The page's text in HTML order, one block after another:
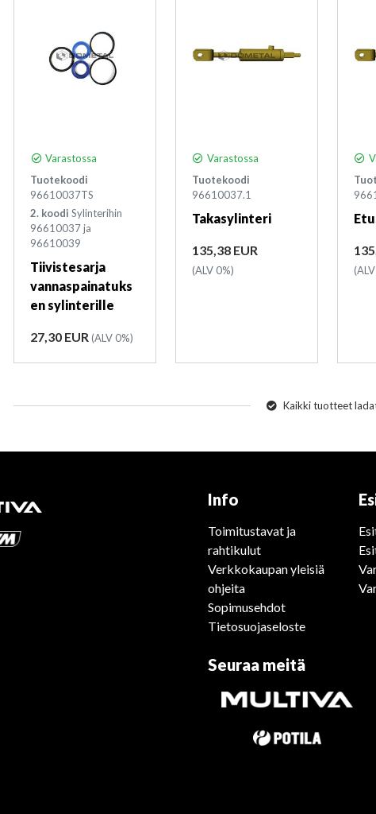
Varastossa
Tuotekoodi
96610037TS
2. koodi Sylinterihin
96610037 ja
96610039
Tiivistesarja
vannaspainatuks
en sylinterille
Hinta
27,30 EUR(ALV 0%)
Varastossa
Tuotekoodi
96610037.1
Takasylinteri
Hinta
135,38 EUR
(ALV 0%)
Kaikki tuotteet
Info
Toimitustavat ja
rahtikulut
Verkkokaupan yleisiä
ohjeita
Sopimusehdot
Tietosuojaseloste
Seuraa meitä